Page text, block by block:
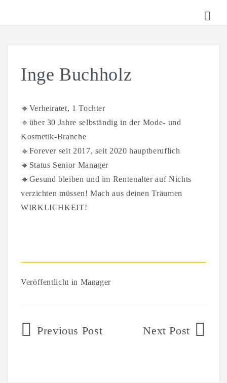
SHOP
KALENDER
LOGIN
Inge Buchholz
🔸Verheiratet, 1 Tochter
🔸über 30 Jahre selbständig in der Mode- und
Kosmetik-Branche
🔸Forever seit 2017, seit 2020 hauptberuflich
🔸Status Senior Manager
🔸Gesund bleiben und im Rentenalter auf Nichts
verzichten müssen! Mach aus deinen Träumen
WIRKLICHKEIT!
Veröffentlicht in Manager
Beitragsnavigation